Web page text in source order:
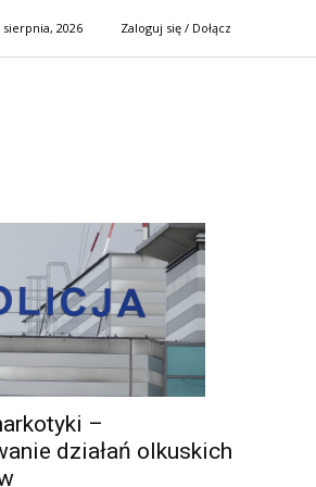
2026 Zaloguj się / Dołącz
–
działań olkuskich